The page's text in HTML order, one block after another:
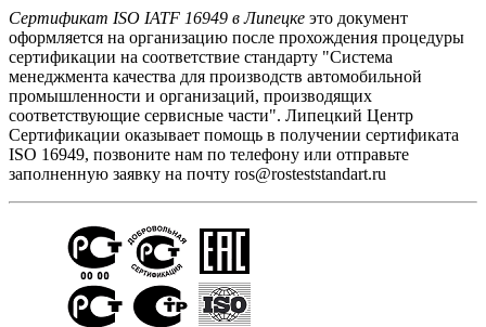
Сертификат ISO IATF 16949 в Липецке это документ
оформляется на организацию после прохождения процедуры
сертификации на соответствие стандарту "Cистема
менеджмента качества для производств автомобильной
промышленности и организаций, производящих
соответствующие сервисные части". Липецкий Центр
Сертификации оказывает помощь в получении сертификата
ISO 16949, позвоните нам по телефону или отправьте
заполненную заявку на почту ros@rosteststandart.ru